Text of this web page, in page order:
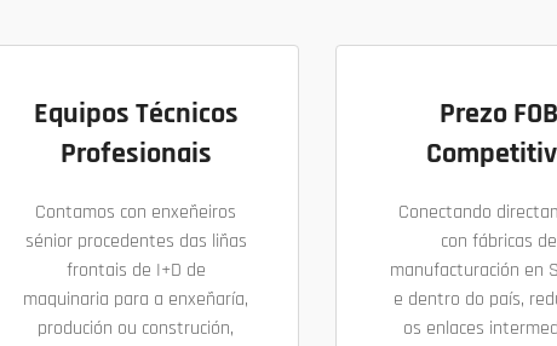
Equipos Técnicos
Profesionais
Contamos con enxeñeiros
sénior procedentes das liñas
frontais de I+D de
maquinaria para a enxeñaría,
produción ou construción,
Prezo FOB
Conectando
con fábricas de
manufacturación en
e dentro do país,
os enlaces